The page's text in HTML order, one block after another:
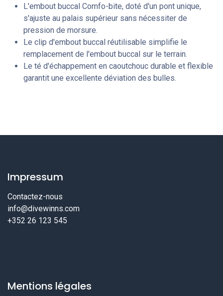
L'embout buccal Comfo-bite, doté d'un pont unique,
s'ajuste au palais supérieur sans nécessiter de
pression de morsure.
Le clip d'embout buccal réutilisable simplifie le
remplacement de l'embout buccal sur le terrain.
Le té d'échappement en caoutchouc durable et flexible
garantit une excellente déviation des bulles.
Impressum
Contactez-nous
info@divewinns.com
+352 26 123 545
Mentions légales